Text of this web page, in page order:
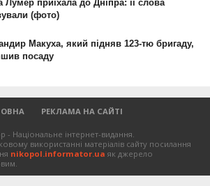
РЕКЛАМА НА САЙТІ
- Національне інтернет-видання.
використанні матеріалів сайту посилання
nikopol.informator.ua як джерело